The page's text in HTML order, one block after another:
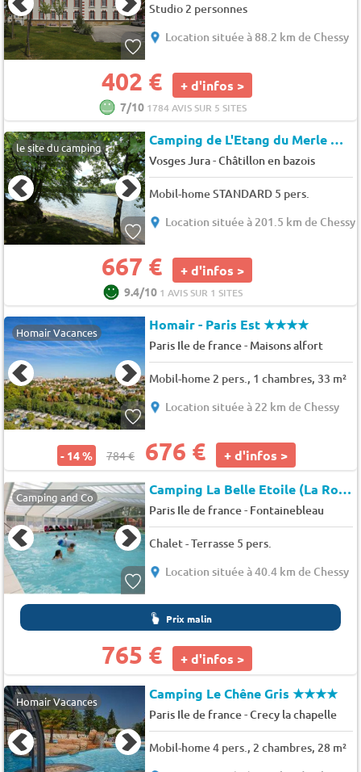
Studio 2 personnes
Location située à 88.2 km de Chessy
402 € + d'infos >
7/10 1784 AVIS SUR 5 SITES
le site du camping Camping de L'Etang du Merle
Vosges Jura-Châtillon en bazois
Mobil-home STANDARD 5 pers.
Location située à 201.5 km de Chessy
667 € + d'infos >
9.4/10 1 AVIS SUR 1 SITES
Homair Vacances Homair - Paris Est★★★★
Paris Ile de france- Maisons alfort
Mobil-home 2 pers., 1 chambres, 33 m²
Location située à 22 km de Chessy
- 14 % 784 € 676 € + d'infos >
Camping and Co Camping La Belle Etoile (La Rochette à 14 km)
Paris Ile de france- Fontainebleau
Chalet - Terrasse 5 pers.
Location située à 40.4 km de Chessy
Prix malin
765 € + d'infos >
Homair Vacances Camping Le Chêne Gris★★★★
Paris Ile de france-Crecy la chapelle
Mobil-home 4 pers., 2 chambres, 28 m²